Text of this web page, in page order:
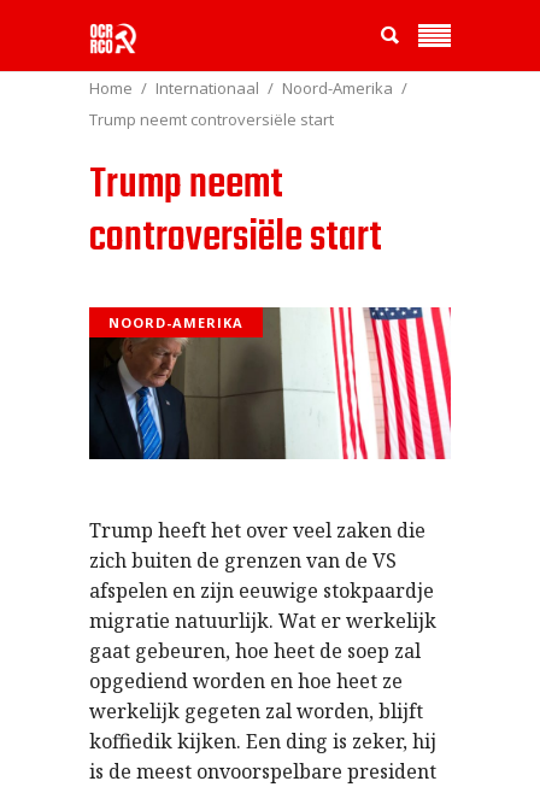
Home Internationaal
Noord-Amerika
Trump neemt controversiële start
Trump neemt
controversiële start
NOORD-AMERIKA
Trump heeft het over veel zaken die
zich buiten de grenzen van de VS
afspelen en zijn eeuwige stokpaardje
migratie natuurlijk. Wat er werkelijk
gaat gebeuren, hoe heet de soep zal
opgediend worden en hoe heet ze
werkelijk gegeten zal worden, blijft
koffiedik kijken. Een ding is zeker, hij
is de meest onvoorspelbare president